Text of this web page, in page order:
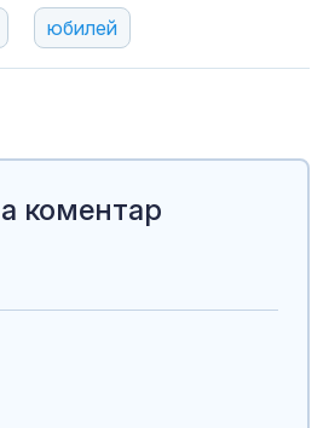
юбилей
коментар